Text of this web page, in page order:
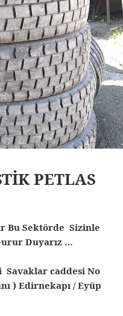
PETLAS
Bu Sektörde Sizinle
Duyarız …
caddesi No
) Edirnekapı / Eyüp